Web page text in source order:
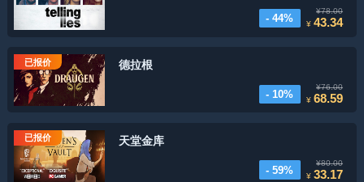
- 44%
¥78.00
¥43.34
已报价 德拉根
- 10%
¥76.00
¥68.59
已报价 天堂金库
- 59%
¥80.00
¥33.17